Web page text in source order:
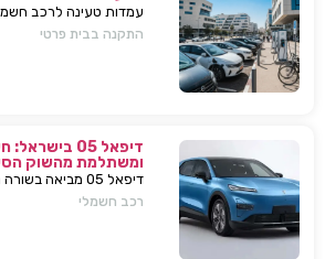
עמדות טעינה לרכב
2025. בחירת עמדת
התקנה בבית פרטי
דיפאל 05
ומשתלמת מהשוק
דיפאל 05 מביאה
חזקה, גדולה וזולה
רכב חשמלי